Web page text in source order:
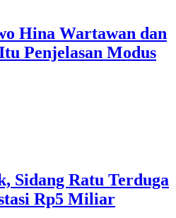
Hina Wartawan dan
Penjelasan Modus
Sidang Ratu Terduga
Rp5 Miliar